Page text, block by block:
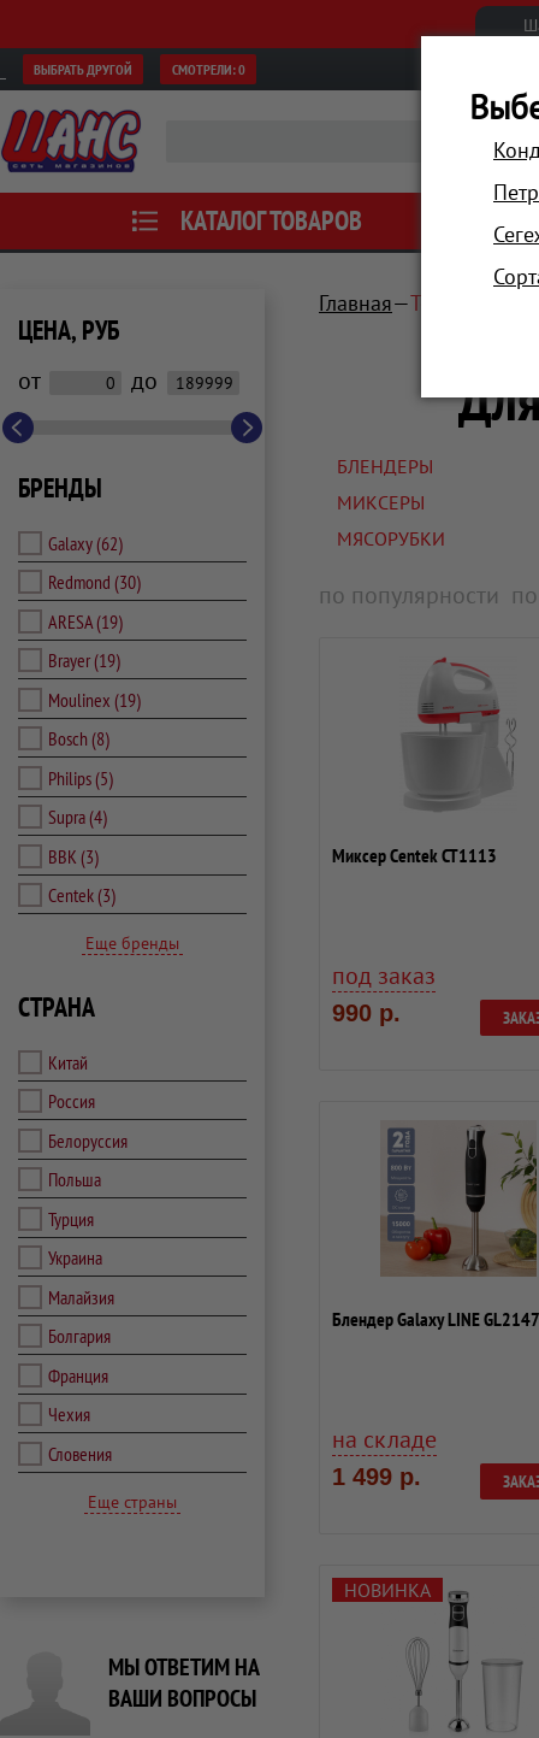
ВЫБРАТЬ ДРУГОЙ СМОТРЕЛИ:0
КАТАЛОГ ТОВАРОВ АКЦИИ
ЦЕНА, РУБ
от до
БРЕНДЫ
Galaxy(62)
Redmond (30)
ARESA(19)
Brayer(19)
Moulinex (19)
Bosch (8)
Philips(5)
Supra(4)
BBK (3)
Centek(3)
Еще бренды
СТРАНА
Китай
Россия
Белоруссия
Польша
Турция
Украина
Малайзия
Болгария
Франция
Чехия
Словения
Еще страны
МЫ ОТВЕТИМ НА
ВАШИ ВОПРОСЫ
Главная Техника для
БЛЕНДЕРЫ
МИКСЕРЫ
МЯСОРУБКИ
по популярности
Миксер Centek CT1113
под заказ
990 р.
Блендер Galaxy LINE GL2147
на складе
1 499 р.
НОВИНКА